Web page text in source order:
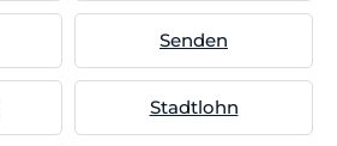
Senden
Stadtlohn